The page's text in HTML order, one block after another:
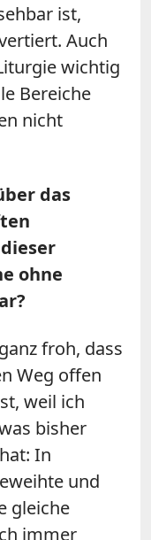
ist,
Auch
wichtig
Bereiche
nicht
das
ohne
froh, dass
Weg offen
weil ich
bisher
In
und
gleiche
immer